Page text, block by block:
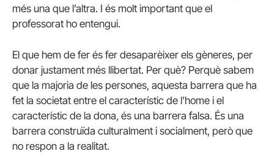
més una que l’altra. I és molt important que el
professorat ho entengui.
El que hem de fer és fer desaparèixer els gèneres, per
donar justament més llibertat. Per què? Perquè sabem
que la majoria de les persones, aquesta barrera que ha
fet la societat entre el característic de l’home i el
característic de la dona, és una barrera falsa. És una
barrera construïda culturalment i socialment, però que
no respon a la realitat.